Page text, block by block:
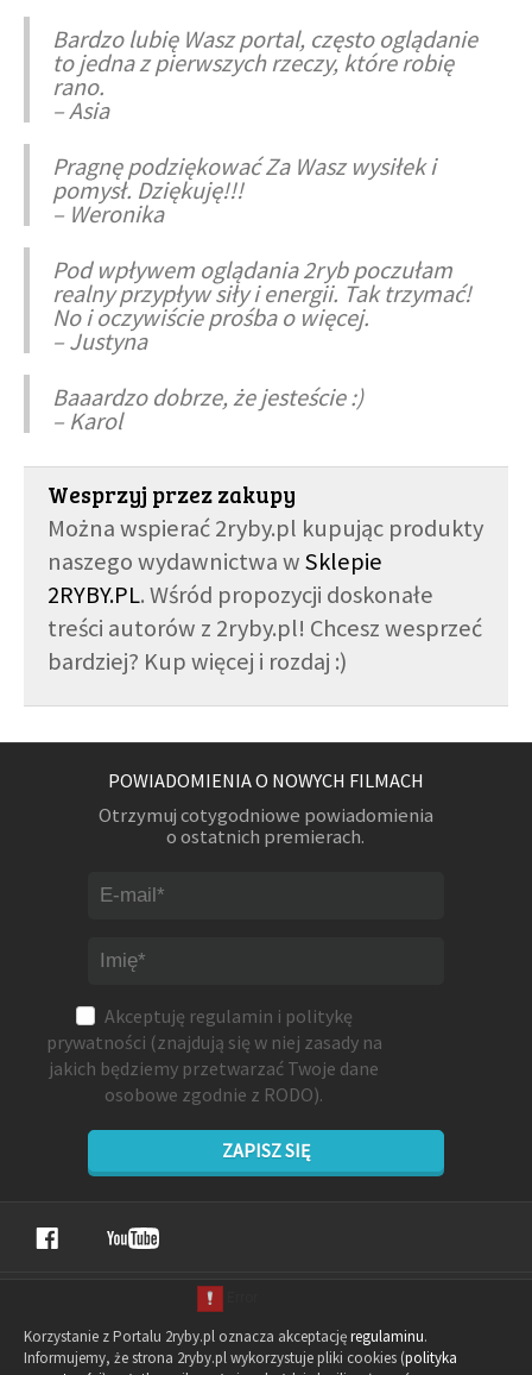
Bardzo lubię Wasz portal, często oglądanie
to jedna z pierwszych rzeczy, które robię
rano.
– Asia
Pragnę podziękować Za Wasz wysiłek i
pomysł. Dziękuję!!!
– Weronika
Pod wpływem oglądania 2ryb poczułam
realny przypływ siły i energii. Tak trzymać!
No i oczywiście prośba o więcej.
– Justyna
Baaardzo dobrze, że jesteście :)
– Karol
Wesprzyj przez zakupy
Można wspierać 2ryby.pl kupując produkty
naszego wydawnictwa wSklepie
2RYBY.PL. Wśród propozycji doskonałe
treści autorów z 2ryby.pl! Chcesz wesprzeć
bardziej? Kup więcej i rozdaj :)
POWIADOMIENIA O NOWYCH FILMACH
Otrzymuj cotygodniowe powiadomienia
o ostatnich premierach.
Akceptuję regulamin i politykę
prywatności (znajdują się w niej zasady na
jakich będziemy przetwarzać Twoje dane
osobowe zgodnie z RODO).
ZAPISZ SIĘ
Korzystanie z Portalu 2ryby.pl oznacza akceptacjęregulaminu.
Informujemy, że strona 2ryby.pl wykorzystuje pliki cookies (polityka